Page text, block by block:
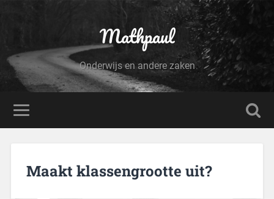
Mathpaul
Onderwijs en andere zaken
Maakt klassengrootte uit?